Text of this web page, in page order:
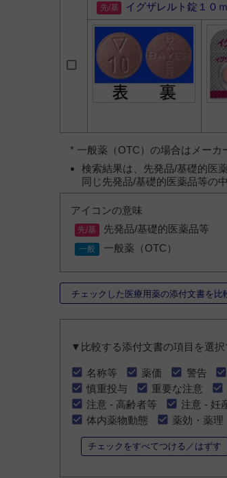
イグザレルト錠１０
* 一般薬（OTC）の場合はメーカ
検索結果は、先発品/基礎的医
同じ先発品/基礎的医薬品等の
アイコンの意味
先発品/基礎的医薬品等
一般薬（OTC）
チェックした医療用薬の添付文書を比
▼比較する添付文書の項目を選択
名称等 薬価 警告
慎重投与
重要な注意
注意 - 高齢者等
注意 - 妊
体内薬物動態
薬効・薬理
チェックをすべてつける／はずす